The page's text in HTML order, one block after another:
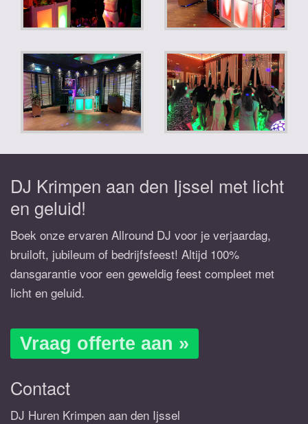
DJ Krimpen aan den Ijssel met licht
en geluid!
Boek onze ervaren Allround DJ voor je verjaardag,
bruiloft, jubileum of bedrijfsfeest! Altijd 100%
dansgarantie voor een geweldig feest compleet met
licht en geluid.
Vraag offerte aan »
Contact
DJ Huren Krimpen aan den Ijssel